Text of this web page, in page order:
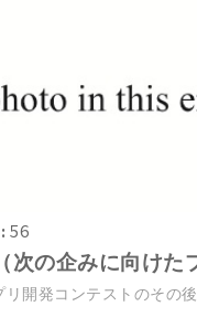
次の企みに向けた
開発コンテストのその